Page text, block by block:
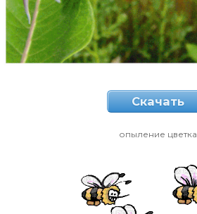
Скачать
опыление цветка